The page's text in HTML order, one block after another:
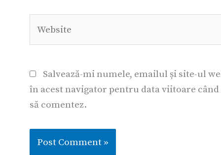
Salvează-mi numele, emailul și site-ul
în acest navigator pentru data viitoare când
să comentez.